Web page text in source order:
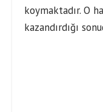
koymaktadır. O
kazandırdığı